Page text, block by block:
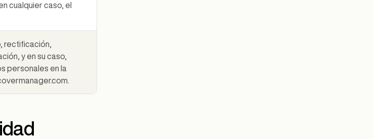
cualquier caso, el
rectificación,
y en su caso,
personales en la